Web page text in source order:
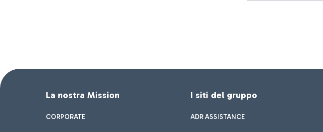
La nostra Mission
CORPORATE
I siti del gruppo
ADR ASSISTANCE